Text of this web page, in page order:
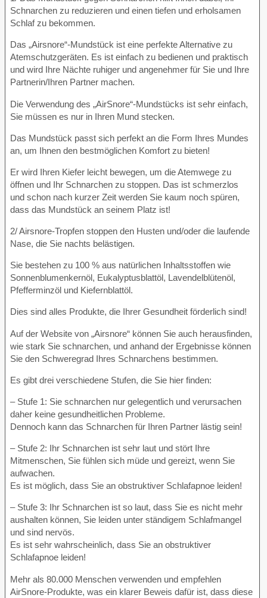
Schnarchen zu reduzieren und einen tiefen und erholsamen
Schlaf zu bekommen.
Das „Airsnore“-Mundstück ist eine perfekte Alternative zu
Atemschutzgeräten. Es ist einfach zu bedienen und praktisch
und wird Ihre Nächte ruhiger und angenehmer für Sie und Ihre
Partnerin/Ihren Partner machen.
Die Verwendung des „AirSnore“-Mundstücks ist sehr einfach,
Sie müssen es nur in Ihren Mund stecken.
Das Mundstück passt sich perfekt an die Form Ihres Mundes
an, um Ihnen den bestmöglichen Komfort zu bieten!
Er wird Ihren Kiefer leicht bewegen, um die Atemwege zu
öffnen und Ihr Schnarchen zu stoppen. Das ist schmerzlos
und schon nach kurzer Zeit werden Sie kaum noch spüren,
dass das Mundstück an seinem Platz ist!
2/ Airsnore-Tropfen stoppen den Husten und/oder die laufende
Nase, die Sie nachts belästigen.
Sie bestehen zu 100 % aus natürlichen Inhaltsstoffen wie
Sonnenblumenkernöl, Eukalyptusblattöl, Lavendelblütenöl,
Pfefferminzöl und Kiefernblattöl.
Dies sind alles Produkte, die Ihrer Gesundheit förderlich sind!
Auf der Website von „Airsnore“ können Sie auch herausfinden,
wie stark Sie schnarchen, und anhand der Ergebnisse können
Sie den Schweregrad Ihres Schnarchens bestimmen.
Es gibt drei verschiedene Stufen, die Sie hier finden:
– Stufe 1: Sie schnarchen nur gelegentlich und verursachen
daher keine gesundheitlichen Probleme.
Dennoch kann das Schnarchen für Ihren Partner lästig sein!
– Stufe 2: Ihr Schnarchen ist sehr laut und stört Ihre
Mitmenschen, Sie fühlen sich müde und gereizt, wenn Sie
aufwachen.
Es ist möglich, dass Sie an obstruktiver Schlafapnoe leiden!
– Stufe 3: Ihr Schnarchen ist so laut, dass Sie es nicht mehr
aushalten können, Sie leiden unter ständigem Schlafmangel
und sind nervös.
Es ist sehr wahrscheinlich, dass Sie an obstruktiver
Schlafapnoe leiden!
Mehr als 80.000 Menschen verwenden und empfehlen
AirSnore-Produkte, was ein klarer Beweis dafür ist, dass diese